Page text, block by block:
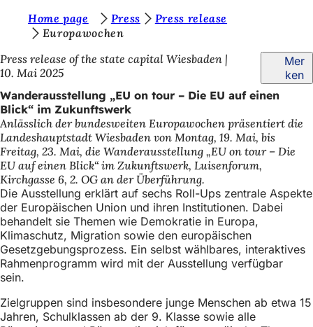
Inhalt anspringen
e
b
e
f
i
n
d
e
n
s
i
c
Home page Press
Press release
Europawochen
Press release of the state capital Wiesbaden
10. Mai 2025
Mer
ken
Wanderausstellung „EU on tour – Die EU auf einen
Blick“ im Zukunftswerk
Anlässlich der bundesweiten Europawochen präsentiert die
Landeshauptstadt Wiesbaden von Montag, 19. Mai, bis
Freitag, 23. Mai, die Wanderausstellung „EU on tour – Die
EU auf einen Blick“ im Zukunftswerk, Luisenforum,
Kirchgasse 6, 2. OG an der Überführung.
Die Ausstellung erklärt auf sechs Roll-Ups zentrale Aspekte
der Europäischen Union und ihren Institutionen. Dabei
behandelt sie Themen wie Demokratie in Europa,
Klimaschutz, Migration sowie den europäischen
Gesetzgebungsprozess. Ein selbst wählbares, interaktives
Rahmenprogramm wird mit der Ausstellung verfügbar
sein.
Zielgruppen sind insbesondere junge Menschen ab etwa 15
Jahren, Schulklassen ab der 9. Klasse sowie alle